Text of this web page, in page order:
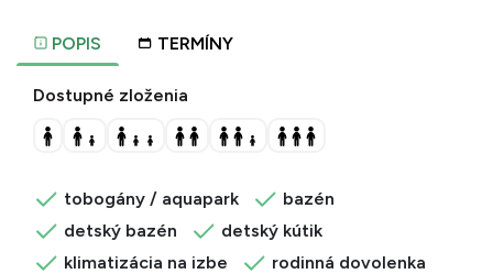
POPIS TERMÍNY
Dostupné zloženia
tobogány / aquapark
bazén
detský bazén
detský kútik
klimatizácia na izbe
rodinná dovolenka